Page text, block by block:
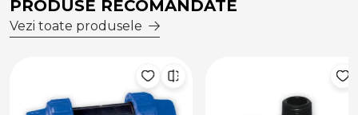
PRODUSE RECOMANDATE
Vezi toate produsele